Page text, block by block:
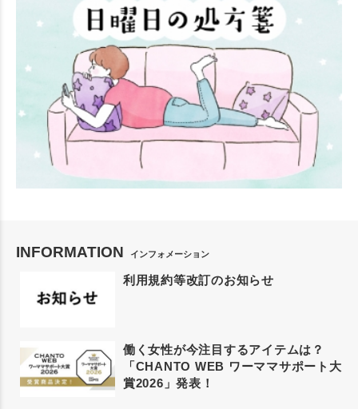
INFORMATION インフォメーション
利用規約等改訂のお知らせ
働く女性が今注目するアイテムは？
「CHANTO WEB ワーママサポート大
賞2026」発表！